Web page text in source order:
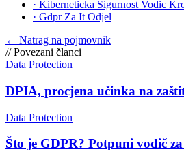
· Kiberneticka Sigurnost Vodic
· Gdpr Za It Odjel
← Natrag na pojmovnik
//Povezani članci
Data Protection
DPIA, procjena učinka na
Data Protection
Što je GDPR? Potpuni vodič